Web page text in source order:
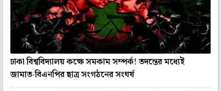
ঢাকা বিশ্ববিদ্যালয় কক্ষে সমকাম সম্পর্ক! তদন্তের মধ্যেই
জামাত-বিএনপির ছাত্র সংগঠনের সংঘর্ষ